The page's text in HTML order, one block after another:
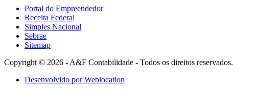
Portal do Empreendedor
Receita Federal
Simples Nacional
Sebrae
Sitemap
Copyright © 2026 - A&F Contabilidade - Todos os direitos reservados.
Desenvolvido por Weblocation